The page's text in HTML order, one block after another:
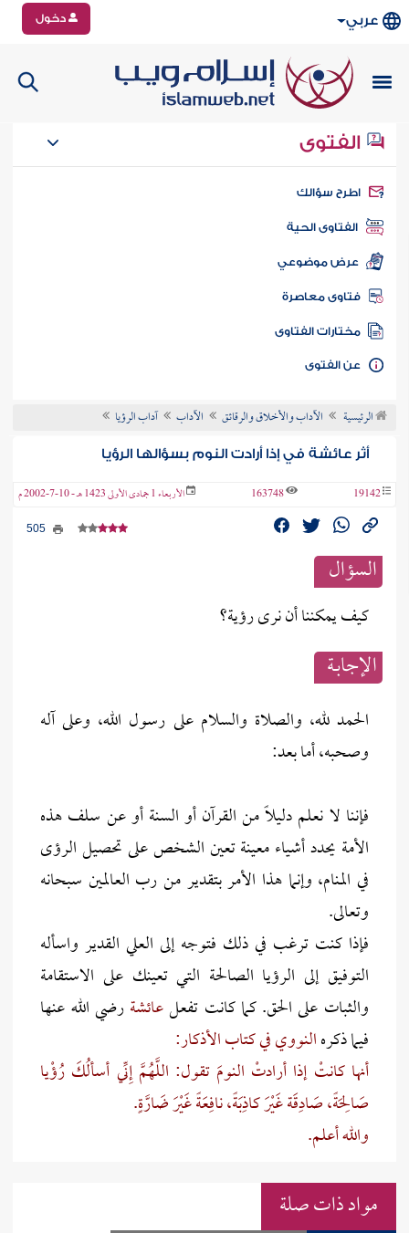
عربي دخول
الفتوى
سؤالك
الفتاوى الحية
عرض موضوعي
فتاوى معاصرة
مختارات الفتاوى
الفتوى
الرئيسية الآداب والأخلاق والرقائق الآداب آداب الرؤيا
أثر عائشة في إذا أرادت النوم بسؤالها الرؤيا
19142
163748 الأربعاء 1 جمادى الأولى 1423 هـ - 10-7-2002 م
السؤال
كيف يمكننا أن نرى رؤية؟
الإجابــة
الحمد لله، والصلاة والسلام على رسول الله، وعلى آله
وصحبه، أما بعد:
فإننا لا نعلم دليلاً من القرآن أو السنة أو عن سلف هذه
الأمة يحدد أشياء معينة تعين الشخص على تحصيل الرؤى
في المنام، وإنما هذا الأمر بتقدير من رب العالمين سبحانه
وتعالى.
فإذا كنت ترغب في ذلك فتوجه إلى العلي القدير واسأله
التوفيق إلى الرؤيا الصالحة التي تعينك على الاستقامة
والثبات على الحق. كما كانت تفعلعائشةرضي الله عنها
فيما ذكرهالنوويفي كتاب الأذكار:
أنها كانتْ إذا أرادتْ النومَ تقول: اللَّهُمَّ إِنِّي أسألُكَ رُؤْيا
صَالِحَةً، صَادِقَة غَيْرَ كاذِبَةً، نافِعَةً غَيْرَ ضَارَّةٍ.
والله أعلم.
مواد ذات صلة